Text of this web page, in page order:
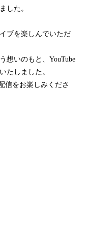
した。
ブを楽しんでいただ
想いのもと、YouTube
たしました。
信をお楽しみくださ